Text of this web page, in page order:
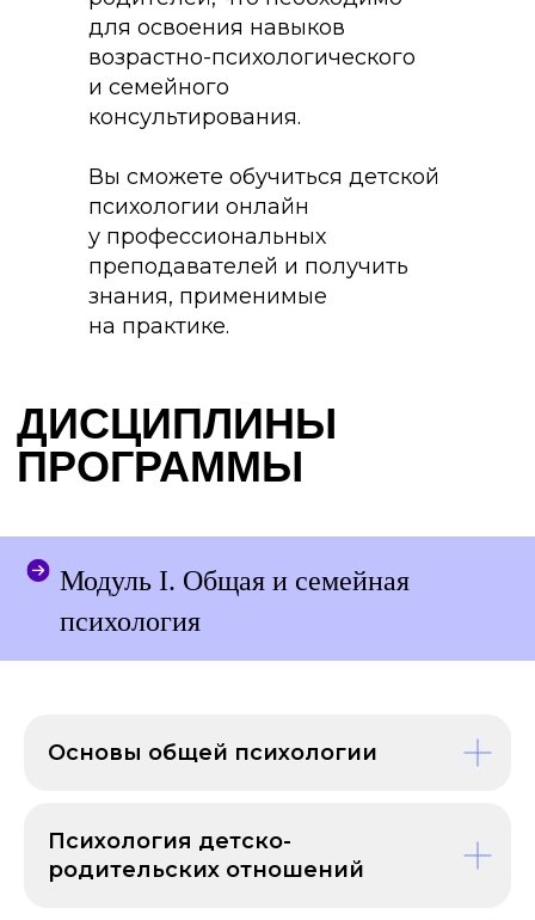
для освоения навыков
возрастно-психологического
и семейного
консультирования.
Вы сможете обучиться детской
психологии онлайн
у профессиональных
преподавателей и получить
знания, применимые
на практике.
Модуль I. Общая и семейная
психология
Основы общей психологии
Психология детско-
родительских отношений